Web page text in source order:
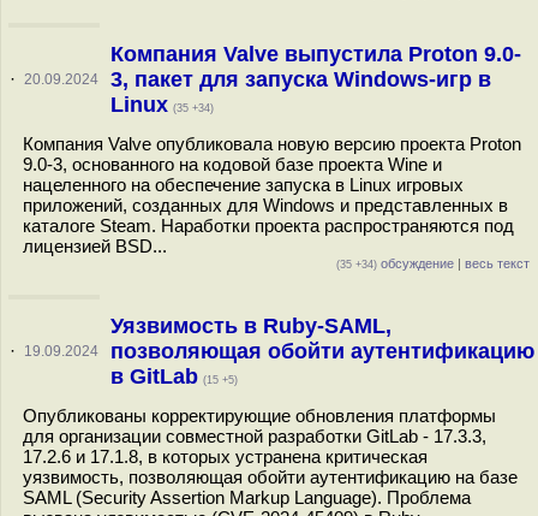
· 20.09.2024
Компания Valve выпустила Proton 9.0-
3, пакет для запуска Windows-игр в
Linux (35 +34)
Компания Valve опубликовала новую версию проекта Proton
9.0-3, основанного на кодовой базе проекта Wine и
нацеленного на обеспечение запуска в Linux игровых
приложений, созданных для Windows и представленных в
каталоге Steam. Наработки проекта распространяются под
лицензией BSD...
(35 +34) обсуждение | весь текст
· 19.09.2024
Уязвимость в Ruby-SAML,
позволяющая обойти аутентификацию
в GitLab (15 +5)
Опубликованы корректирующие обновления платформы
для организации совместной разработки GitLab - 17.3.3,
17.2.6 и 17.1.8, в которых устранена критическая
уязвимость, позволяющая обойти аутентификацию на базе
SAML (Security Assertion Markup Language). Проблема